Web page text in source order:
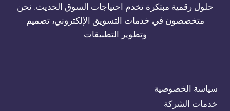
حلول رقمية مبتكرة تخدم احتياجات السوق الحديث. نحن
متخصصون في خدمات التسويق الإلكتروني، تصميم
وتطوير التطبيقات
سياسة الخصوصية
خدمات الشركة